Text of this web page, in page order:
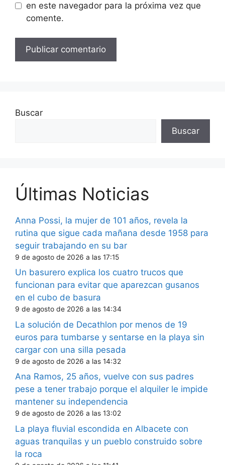
en este navegador para la próxima vez que
comente.
Buscar
Buscar
Últimas Noticias
Anna Possi, la mujer de 101 años, revela la
rutina que sigue cada mañana desde 1958 para
seguir trabajando en su bar
9 de agosto de 2026 a las 17:15
Un basurero explica los cuatro trucos que
funcionan para evitar que aparezcan gusanos
en el cubo de basura
9 de agosto de 2026 a las 14:34
La solución de Decathlon por menos de 19
euros para tumbarse y sentarse en la playa sin
cargar con una silla pesada
9 de agosto de 2026 a las 14:32
Ana Ramos, 25 años, vuelve con sus padres
pese a tener trabajo porque el alquiler le impide
mantener su independencia
9 de agosto de 2026 a las 13:02
La playa fluvial escondida en Albacete con
aguas tranquilas y un pueblo construido sobre
la roca